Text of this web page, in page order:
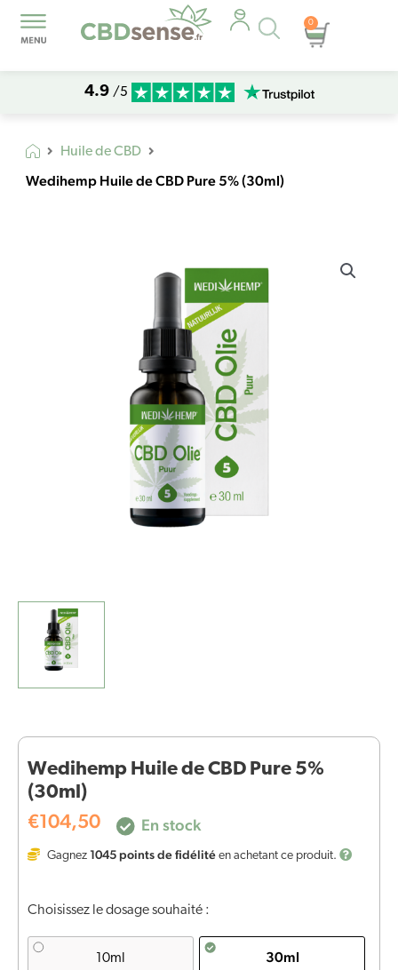
Recherche
de
produits
0
Panier
4.9 /5
Huile de CBD
Wedihemp Huile de CBD Pure 5% (30ml)
Wedihemp Huile de CBD Pure 5%
(30ml)
€104,50 En stock
Gagnez 1045points de fidélité en achetant ce produit.
Choisissez le dosage souhaité :
10ml 30ml